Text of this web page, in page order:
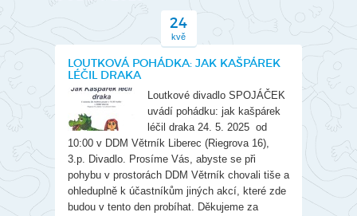
24
kvě
LOUTKOVÁ POHÁDKA: JAK KAŠPÁREK
LÉČIL DRAKA
Loutkové divadlo SPOJÁČEK
uvádí pohádku: jak kašpárek
léčil draka 24. 5. 2025 od
10:00 v DDM Větrník Liberec (Riegrova 16),
3.p. Divadlo. Prosíme Vás, abyste se při
pohybu v prostorách DDM Větrník chovali tiše a
ohleduplně k účastníkům jiných akcí, které zde
budou v tento den probíhat. Děkujeme za